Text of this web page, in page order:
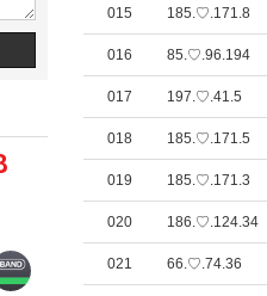
015 185.♡.171.8
016 85.♡.96.194
017 197.♡.41.5
018 185.♡.171.5
019 185.♡.171.3
020 186.♡.124.34
021 66.♡.74.36